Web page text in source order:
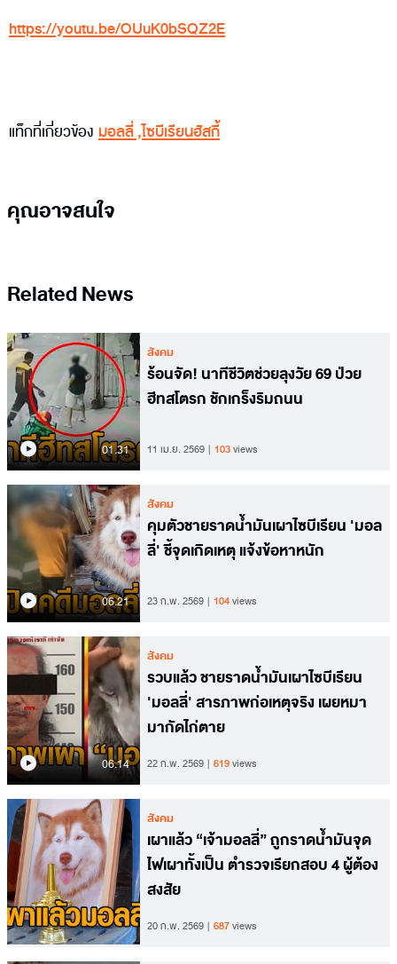
https://youtu.be/OUuK0bSQZ2E
แท็กที่เกี่ยวข้อง มอลลี่,ไซบีเรียนฮัสกี้
คุณอาจสนใจ
Related News
01.31
สังคม
ร้อนจัด! นาทีชีวิตช่วยลุงวัย 69 ป่วย
ฮีทสโตรก ชักเกร็งริมถนน
11 เม.ย. 2569 103views
06.21
สังคม
คุมตัวชายราดน้ำมันเผาไซบีเรียน 'มอล
ลี่' ชี้จุดเกิดเหตุ แจ้งข้อหาหนัก
23 ก.พ. 2569 104views
06.14
สังคม
รวบแล้ว ชายราดน้ำมันเผาไซบีเรียน
'มอลลี่' สารภาพก่อเหตุจริง เผยหมา
มากัดไก่ตาย
22 ก.พ. 2569 619views
สังคม
เผาแล้ว “เจ้ามอลลี่” ถูกราดน้ำมันจุด
ไฟเผาทั้งเป็น ตำรวจเรียกสอบ 4 ผู้ต้อง
สงสัย
20 ก.พ. 2569 687views